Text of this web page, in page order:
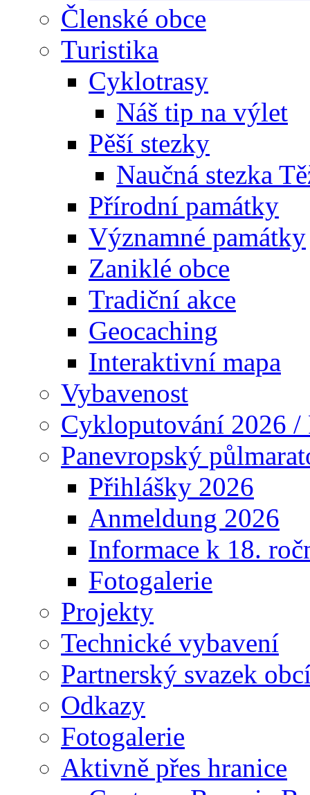
Členské obce
Turistika
Cyklotrasy
Náš tip na výlet
Pěší stezky
Naučná stezka
Přírodní památky
Významné památky
Zaniklé obce
Tradiční akce
Geocaching
Interaktivní mapa
Vybavenost
Cykloputování 2026 /
Panevropský
Přihlášky 2026
Anmeldung 2026
Informace k 18.
Fotogalerie
Projekty
Technické vybavení
Partnerský svazek
Odkazy
Fotogalerie
Aktivně přes hranice